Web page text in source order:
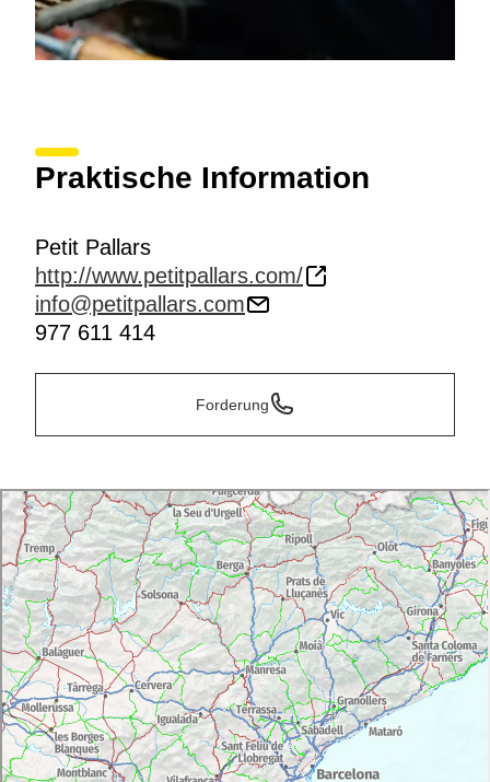
Praktische Information
Petit Pallars
http://www.petitpallars.com/
info@petitpallars.com
977 611 414
Forderung